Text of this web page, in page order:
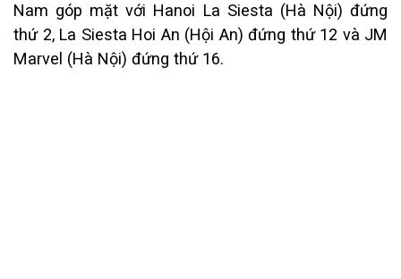
Nam góp mặt với Hanoi La Siesta (Hà Nội) đứng
thứ 2, La Siesta Hoi An (Hội An) đứng thứ 12 và JM
Marvel (Hà Nội) đứng thứ 16.